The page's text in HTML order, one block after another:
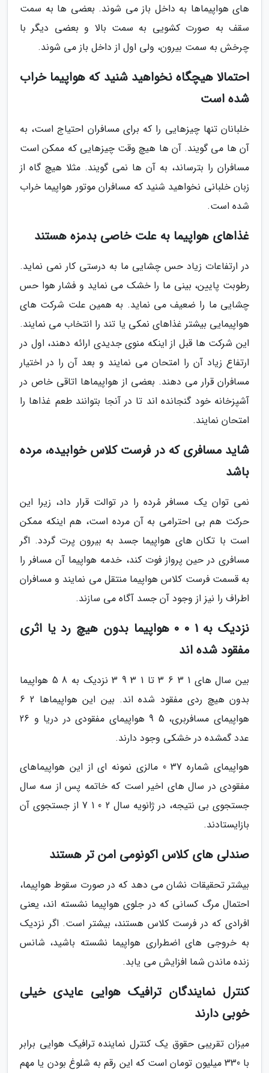
های هواپیماها به داخل باز می شوند. بعضی ها به سمت
سقف به صورت کشویی به سمت بالا و بعضی دیگر با
چرخش به سمت بیرون، ولی اول از داخل باز می شوند.
احتمالا هیچگاه نخواهید شنید که هواپیما خراب
شده است
خلبانان تنها چیزهایی را که برای مسافران احتیاج است، به
آن ها می گویند. آن ها هیچ وقت چیزهایی که ممکن است
مسافران را بترساند، به آن ها نمی گویند. مثلا هیچ گاه از
زبان خلبانی نخواهید شنید که مسافران موتور هواپیما خراب
شده است.
غذاهای هواپیما به علت خاصی بدمزه هستند
در ارتفاعات زیاد حس چشایی ما به درستی کار نمی نماید.
رطوبت پایین، بینی ما را خشک می نماید و فشار هوا حس
چشایی ما را ضعیف می نماید. به همین علت شرکت های
هواپیمایی بیشتر غذاهای نمکی یا تند را انتخاب می نمایند.
این شرکت ها قبل از اینکه منوی جدیدی ارائه دهند، اول در
ارتفاع زیاد آن را امتحان می نمایند و بعد آن را در اختیار
مسافران قرار می دهند. بعضی از هواپیماها اتاقی خاص در
آشپزخانه خود گنجانده اند تا در آنجا بتوانند طعم غذاها را
امتحان نمایند.
شاید مسافری که در فرست کلاس خوابیده، مرده
باشد
نمی توان یک مسافر مُرده را در توالت قرار داد، زیرا این
حرکت هم بی احترامی به آن مرده است، هم اینکه ممکن
است با تکان های هواپیما جسد به بیرون پرت گردد. اگر
مسافری در حین پرواز فوت کند، خدمه هواپیما آن مسافر را
به قسمت فرست کلاس هواپیما منتقل می نمایند و مسافران
اطراف را نیز از وجود آن جسد آگاه می سازند.
نزدیک به 1 0 0 هواپیما بدون هیچ رد یا اثری
مفقود شده اند
بین سال های 1 3 6 3 تا 1 3 9 3 نزدیک به 8 5 هواپیما
بدون هیچ ردی مفقود شده اند. بین این هواپیماها 2 6
هواپیمای مسافربری، 5 9 هواپیمای مفقودی در دریا و 26
عدد گمشده در خشکی وجود دارند.
هواپیمای شماره 37 0 مالزی نمونه ای از این هواپیماهای
مفقودی در سال های اخیر است که خاتمه پس از سه سال
جستجوی بی نتیجه، در ژانویه سال 2 0 1 7 از جستجوی آن
بازایستادند.
صندلی های کلاس اکونومی امن تر هستند
بیشتر تحقیقات نشان می دهد که در صورت سقوط هواپیما،
احتمال مرگ کسانی که در جلوی هواپیما نشسته اند، یعنی
افرادی که در فرست کلاس هستند، بیشتر است. اگر نزدیک
به خروجی های اضطراری هواپیما نشسته باشید، شانس
زنده ماندن شما افزایش می یابد.
کنترل نمایندگان ترافیک هوایی عایدی خیلی
خوبی دارند
میزان تقریبی حقوق یک کنترل نماینده ترافیک هوایی برابر
با 330 میلیون تومان است که این رقم به شلوغ بودن یا مهم